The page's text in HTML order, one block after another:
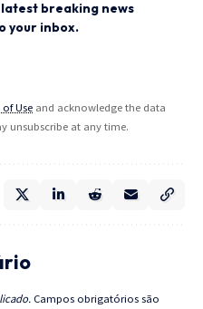
breaking news
your inbox.
of Use and acknowledge the data
unsubscribe at any time.
Campos obrigatórios são